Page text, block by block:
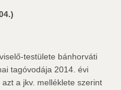
testülete bánhorváti
tagóvodája 2014. évi
a jkv. melléklete szerint